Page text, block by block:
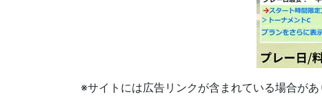
※サイトには広告リンクが含まれている場合があ